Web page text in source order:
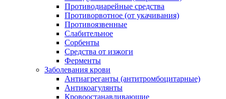
Противодиарейные средства
Противорвотное (от укачивания)
Противоязвенные
Слабительное
Сорбенты
Средства от изжоги
Ферменты
Заболевания крови
Антиагреганты (антитромбоцитарные)
Антикоагулянты
Кровоостанавливающие